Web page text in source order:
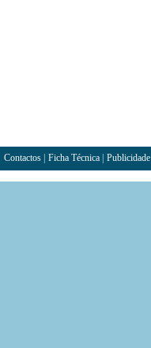
Contactos Ficha Técnica Publicidade